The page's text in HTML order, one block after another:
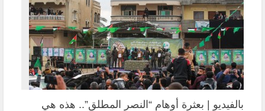
بالفيديو | بعثرة أوهام “النصر المطلق”.. هذه هي